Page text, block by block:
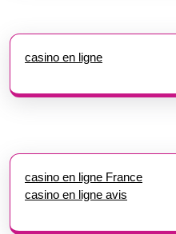
casino en ligne
casino en ligne France
casino en ligne avis